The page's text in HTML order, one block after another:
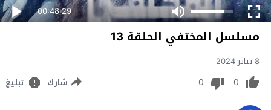
00:48:29
مسلسل المختفي الحلقة 13
8 يناير 2024
0
0 شارك تبليغ